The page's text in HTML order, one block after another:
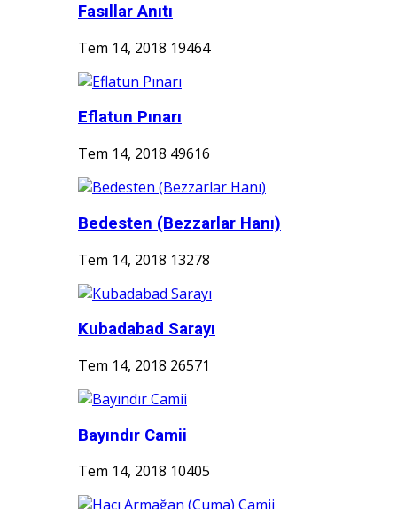
Fasıllar Anıtı
Tem 14, 2018 19464
Eflatun Pınarı
Tem 14, 2018 49616
Bedesten (Bezzarlar Hanı)
Tem 14, 2018 13278
Kubadabad Sarayı
Tem 14, 2018 26571
Bayındır Camii
Tem 14, 2018 10405